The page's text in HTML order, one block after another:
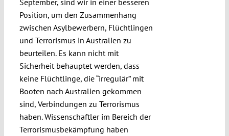
Position, um den Zusammenhang
zwischen Asylbewerbern, Flüchtlingen
und Terrorismus in Australien zu
beurteilen. Es kann nicht mit
Sicherheit behauptet werden, dass
keine Flüchtlinge, die “irregulär” mit
Booten nach Australien gekommen
sind, Verbindungen zu Terrorismus
haben. Wissenschaftler im Bereich der
Terrorismusbekämpfung haben